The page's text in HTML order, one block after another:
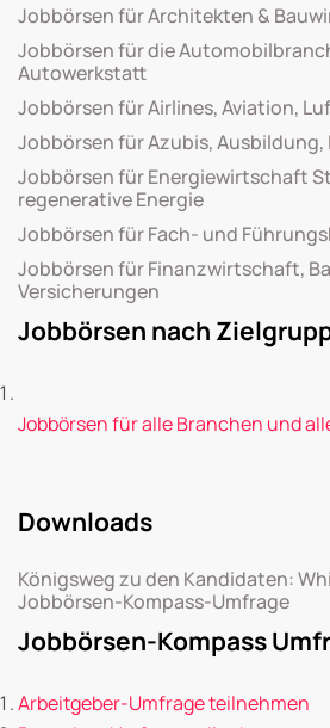
Jobbörsen für Architekten &
Jobbörsen für die
Autowerkstatt
Jobbörsen für Airlines, Aviation,
Jobbörsen für Azubis, Ausbildung,
Jobbörsen für Energiewirtschaft
regenerative Energie
Jobbörsen für Fach- und
Jobbörsen für Finanzwirtschaft,
Versicherungen
Jobbörsen nach
Jobbörsen für alle Branchen und
Downloads
Königsweg zu den Kandidaten:
Jobbörsen-Kompass-Umfrage
Jobbörsen-Kompass
Arbeitgeber-Umfrage teilnehmen